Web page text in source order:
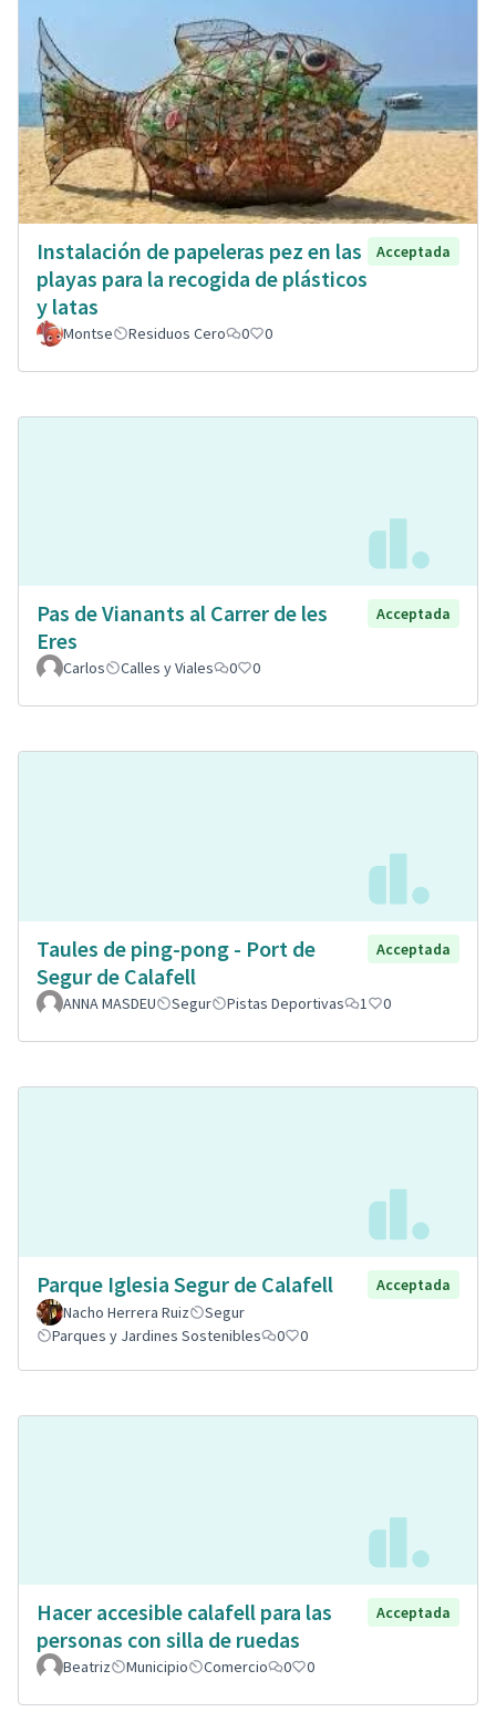
Instalación de papeleras pez en las
playas para la recogida de plásticos
y latas
Acceptada
Montse Residuos Cero 0 0
Pas de Vianants al Carrer de les
Eres
Acceptada
Carlos Calles y Viales 0 0
Taules de ping-pong - Port de
Segur de Calafell
Acceptada
ANNA MASDEU Segur Pistas Deportivas 1 0
Parque Iglesia Segur de Calafell
Acceptada
Nacho Herrera Ruiz
Segur
Parques y Jardines Sostenibles
0 0
Hacer accesible calafell para las
personas con silla de ruedas
Acceptada
Beatriz Municipio Comercio 0 0